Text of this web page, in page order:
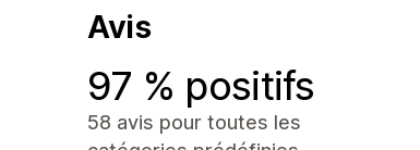
Avis
97 % positifs
58 avis pour toutes les